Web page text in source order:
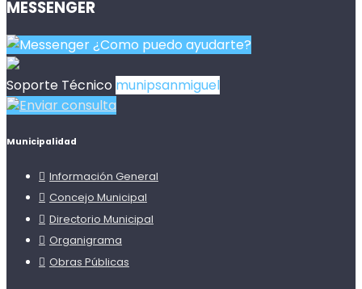
MESSENGER
¿Como puedo ayudarte?
Soporte Técnico munipsanmiguel
Enviar consulta
Municipalidad
Información General
Concejo Municipal
Directorio Municipal
Organigrama
Obras Públicas